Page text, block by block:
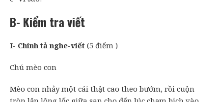
B- Kiểm tra viết
I- Chính tả nghe-viết (5 điểm )
Chú mèo con
Mèo con nhảy một cái thật cao theo bướm, rồi cuộn